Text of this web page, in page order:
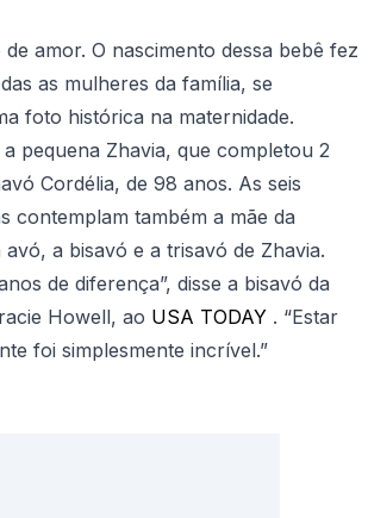
amor. O nascimento dessa bebê fez
as mulheres da família, se
foto histórica na maternidade.
pequena Zhavia, que completou 2
Cordélia, de 98 anos. As seis
contemplam também a mãe da
a bisavó e a trisavó de Zhavia.
de diferença”, disse a bisavó da
Howell, ao USA TODAY . “Estar
foi simplesmente incrível.”